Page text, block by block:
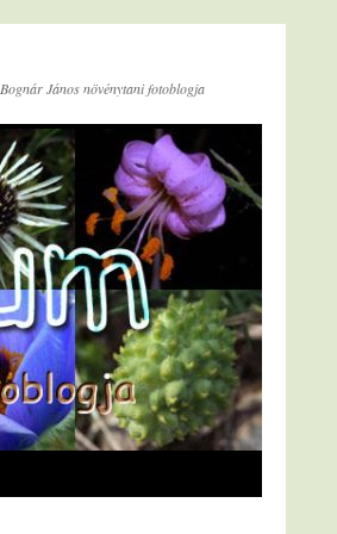
Bognár János növénytani fotoblogja